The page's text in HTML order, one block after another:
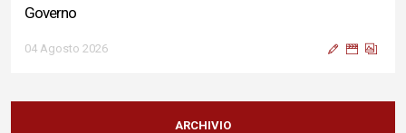
Governo
04 Agosto 2026
Sigismondi, Liris e Testa: “Profondo cordoglio e vicinanza al
Ministro Roccella e alla sua famiglia”
ARCHIVIO